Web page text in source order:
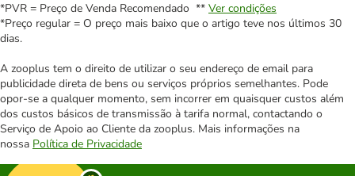
*PVR = Preço de Venda Recomendado ** Ver condições
*Preço regular = O preço mais baixo que o artigo teve nos últimos 30
dias.
A zooplus tem o direito de utilizar o seu endereço de email para
publicidade direta de bens ou serviços próprios semelhantes. Pode
opor-se a qualquer momento, sem incorrer em quaisquer custos além
dos custos básicos de transmissão à tarifa normal, contactando o
Serviço de Apoio ao Cliente da zooplus. Mais informações na
nossa Política de Privacidade